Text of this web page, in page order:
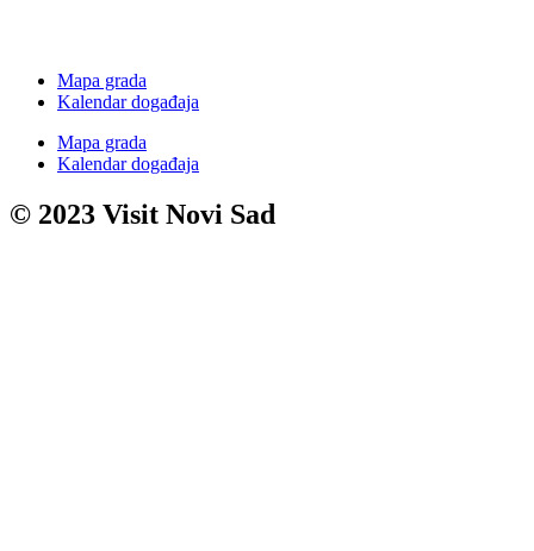
Mapa grada
Kalendar događaja
Mapa grada
Kalendar događaja
© 2023 Visit Novi Sad